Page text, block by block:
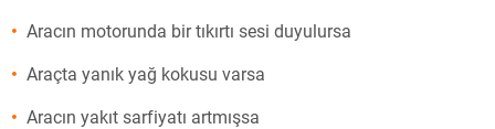
Aracın motorunda bir tıkırtı sesi duyulursa
Araçta yanık yağ kokusu varsa
Aracın yakıt sarfiyatı artmışsa